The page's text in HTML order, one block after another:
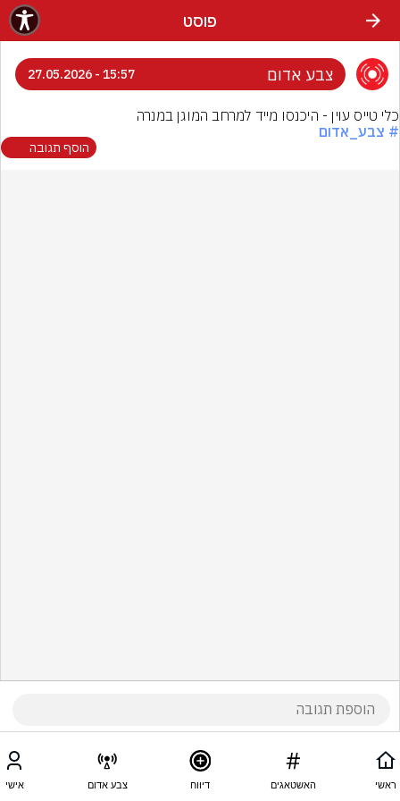
פוסט
צבע אדום 15:57 - 27.05.2026
כלי טייס עוין - היכנסו מייד למרחב המוגן במנרה
# צבע_אדום
הוסף תגובה
ראשי האשטאגים דיווח צבע אדום אישי